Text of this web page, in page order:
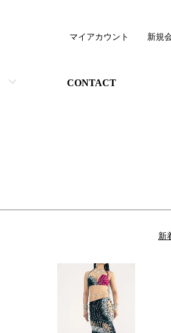
CONTACT
マイアカウント 新規
新